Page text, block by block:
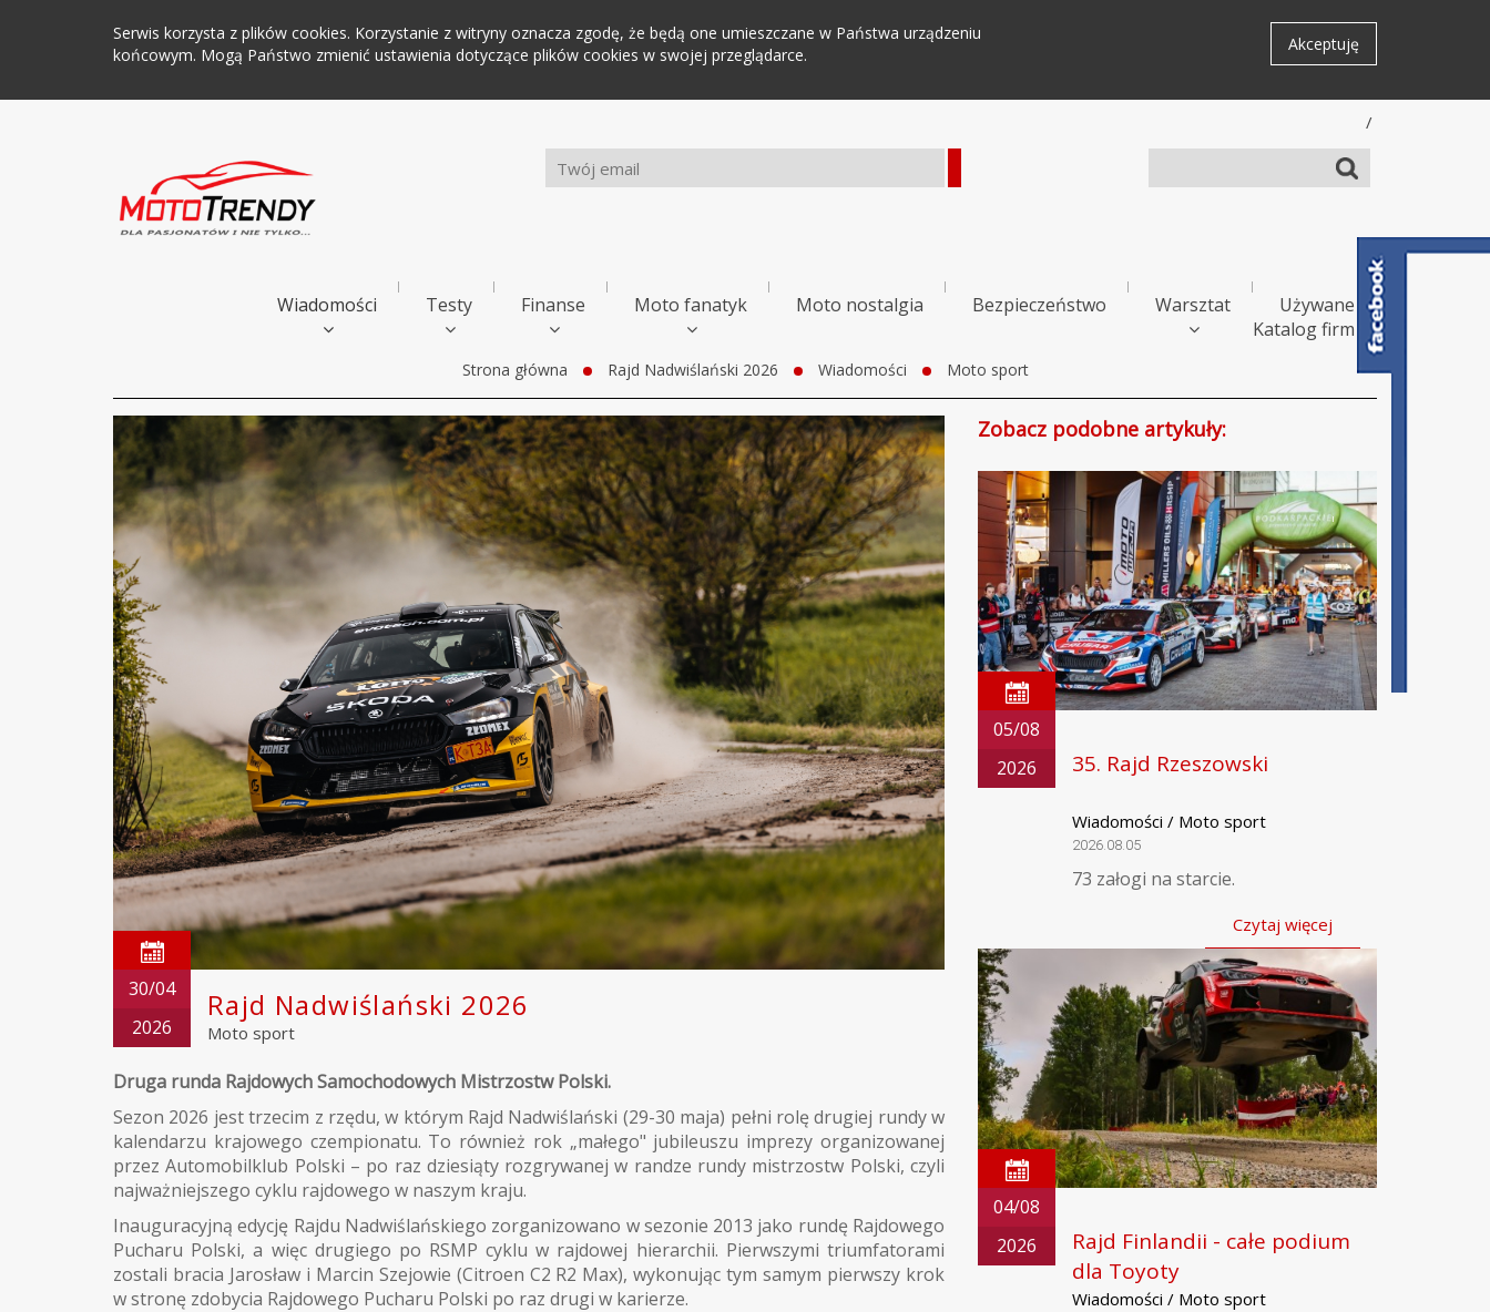
Serwis korzysta z plików cookies. Korzystanie z witryny oznacza zgodę, że będą one umieszczane w Państwa urządzeniu
końcowym. Mogą Państwo zmienić ustawienia dotyczące plików cookies w swojej przeglądarce.
Akceptuję
/
Wiadomości Testy Finanse Moto fanatyk Moto nostalgia Bezpieczeństwo Warsztat
Używane
Katalog firm
Strona główna Rajd Nadwiślański 2026 Wiadomości Moto sport
30/04
2026
Rajd Nadwiślański 2026
Moto sport
Druga runda Rajdowych Samochodowych Mistrzostw Polski.
Sezon 2026 jest trzecim z rzędu, w którym Rajd Nadwiślański (29-30 maja) pełni rolę drugiej rundy w
kalendarzu krajowego czempionatu. To również rok „małego" jubileuszu imprezy organizowanej
przez Automobilklub Polski – po raz dziesiąty rozgrywanej w randze rundy mistrzostw Polski, czyli
najważniejszego cyklu rajdowego w naszym kraju.
Inauguracyjną edycję Rajdu Nadwiślańskiego zorganizowano w sezonie 2013 jako rundę Rajdowego
Pucharu Polski, a więc drugiego po RSMP cyklu w rajdowej hierarchii. Pierwszymi triumfatorami
zostali bracia Jarosław i Marcin Szejowie (Citroen C2 R2 Max), wykonując tym samym pierwszy krok
w stronę zdobycia Rajdowego Pucharu Polski po raz drugi w karierze.
Zobacz podobne artykuły:
05/08
2026
35. Rajd Rzeszowski
Wiadomości / Moto sport
2026.08.05
73 załogi na starcie.
Czytaj więcej
04/08
2026
Rajd Finlandii - całe podium
dla Toyoty
Wiadomości / Moto sport